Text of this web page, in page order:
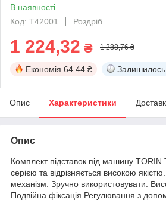
В наявності
Код: T42001
Роздріб
1 224,32 ₴ 1 288,76 ₴
Економія 64.44 ₴ Залишилось
Опис Характеристики
Опис
Комплект підставок під машину
серією та відрізняється високою
механізм. Зручно використовувати.
Подвійна фіксація.Регулювання з